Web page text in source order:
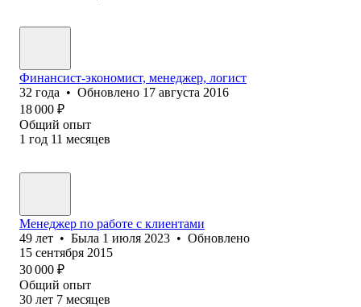
Финансист-экономист, менеджер, логист
32 года • Обновлено 17 августа 2016
18 000 ₽
Общий опыт
1 год 11 месяцев
Менеджер по работе с клиентами
49 лет • Была 1 июля 2023 • Обновлено
15 сентября 2015
30 000 ₽
Общий опыт
30 лет 7 месяцев